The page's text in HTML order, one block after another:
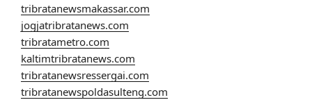
tribratanewsmakassar.com
jogjatribratanews.com
tribratametro.com
kaltimtribratanews.com
tribratanewsressergai.com
tribratanewspoldasulteng.com